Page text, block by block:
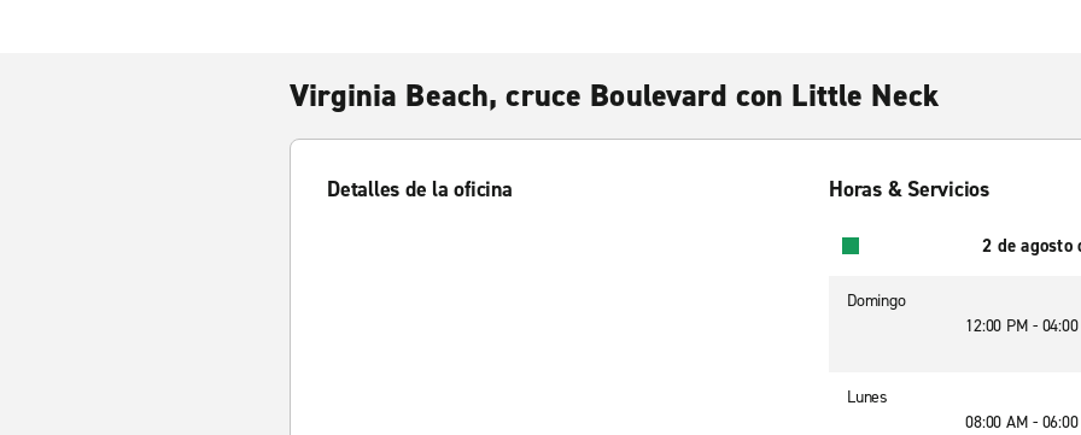
Virginia Beach, cruce Boulevard con Little Neck
Detalles de la oficina Horas & Servicios
2 de agosto
Domingo
12:00 PM -
Lunes
08:00 AM -